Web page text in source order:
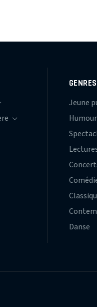
GENRES
Jeune
Danse